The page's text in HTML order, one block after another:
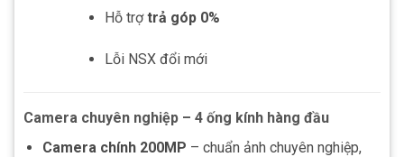
Hỗ trợtrả góp 0%
Lỗi NSX đổi mới
Camera chuyên nghiệp – 4 ống kính hàng đầu
Camera chính 200MP – chuẩn ảnh chuyên nghiệp,